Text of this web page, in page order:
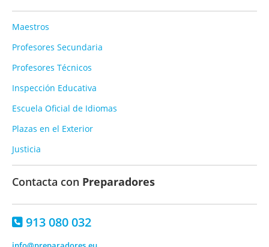
Maestros
Profesores Secundaria
Profesores Técnicos
Inspección Educativa
Escuela Oficial de Idiomas
Plazas en el Exterior
Justicia
Contacta con Preparadores
913 080 032